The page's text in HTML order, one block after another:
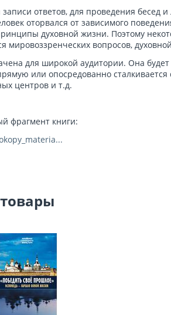
ответов, для проведения бесед
оторвался от зависимого
духовной жизни. Поэтому
мировоззренческих вопросов,
для широкой аудитории. Она
или опосредованно
центров и т.д.
фрагмент книги: